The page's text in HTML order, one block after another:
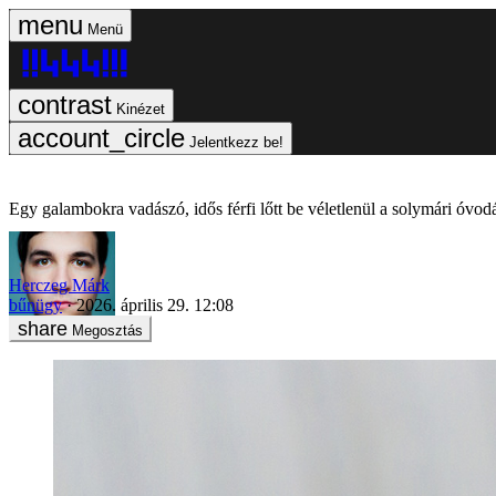
Menü
Kinézet
Jelentkezz be!
Egy galambokra vadászó, idős férfi lőtt be véletlenül a solymári
Herczeg Márk
bűnügy
2026. április 29. 12:08
Megosztás